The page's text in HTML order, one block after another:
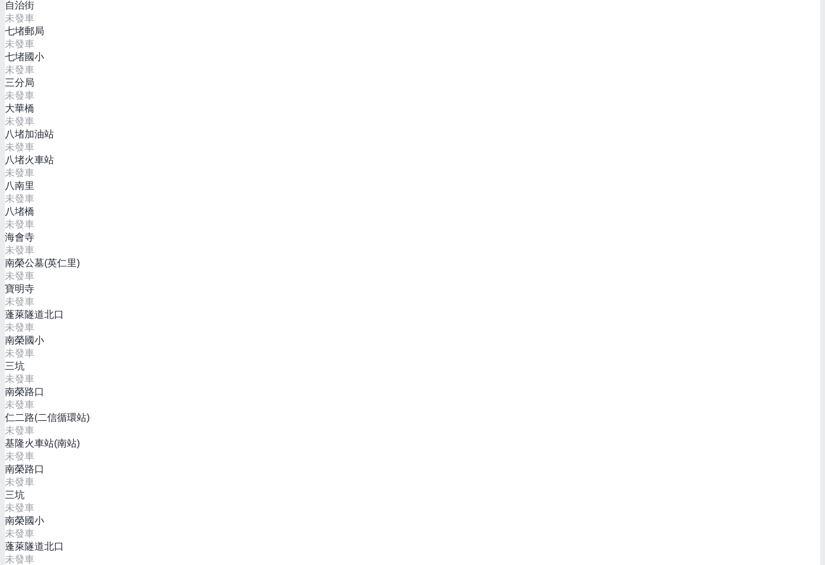
自治街
未發車
七堵郵局
未發車
七堵國小
未發車
三分局
未發車
大華橋
未發車
八堵加油站
未發車
八堵火車站
未發車
八南里
未發車
八堵橋
未發車
海會寺
未發車
南榮公墓(英仁里)
未發車
寶明寺
未發車
蓬萊隧道北口
未發車
南榮國小
未發車
三坑
未發車
南榮路口
未發車
仁二路(二信循環站)
未發車
基隆火車站(南站)
未發車
南榮路口
未發車
三坑
未發車
南榮國小
未發車
蓬萊隧道北口
未發車